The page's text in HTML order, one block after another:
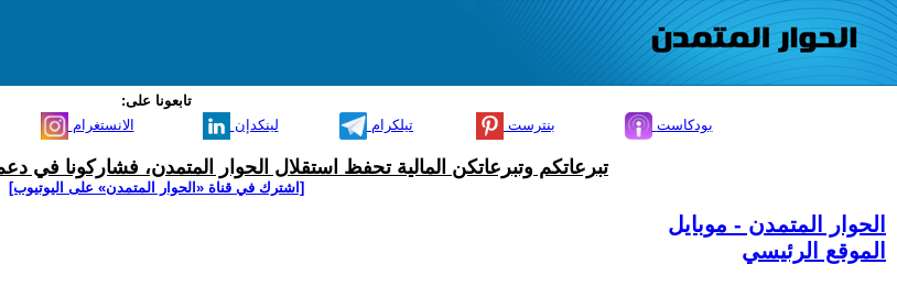
تابعونا على:
الانستغرام لينكدإن تيلكرام بنترست بودكاست
تبرعاتكم وتبرعاتكن المالية تحفظ استقلال الحوار المتمدن، فشاركونا في
[اشترك في قناة ‫«الحوار المتمدن» على اليوتيوب]
الحوار المتمدن - موبايل
الموقع الرئيسي